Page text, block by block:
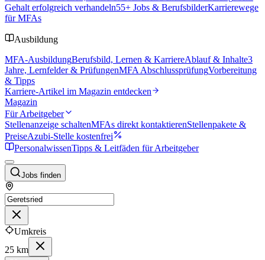
Gehalt erfolgreich verhandeln55+ Jobs & BerufsbilderKarrierewege
für MFAs
Ausbildung
MFA-AusbildungBerufsbild, Lernen & KarriereAblauf & Inhalte3
Jahre, Lernfelder & PrüfungenMFA AbschlussprüfungVorbereitung
& Tipps
Karriere-Artikel im Magazin entdecken
Magazin
Für Arbeitgeber
Stellenanzeige schaltenMFAs direkt kontaktierenStellenpakete &
PreiseAzubi-Stelle kostenfrei
PersonalwissenTipps & Leitfäden für Arbeitgeber
Jobs finden
Umkreis
25 km